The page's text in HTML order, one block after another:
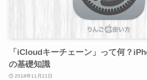
「iCloudキーチェーン」って何？
の基礎知識
2018年11月21日